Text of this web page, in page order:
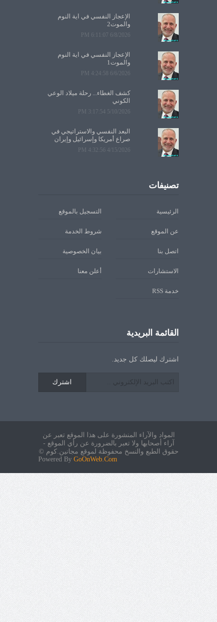
الإعجاز النفسي في آية النوم
والموت2
6/8/2026 6:11:07 PM
الإعجاز النفسي في آية النوم
والموت1
6/6/2026 4:24:58 PM
كشف الغطاء... رحلة ميلاد الوعي
الكوني
5/10/2026 3:17:54 PM
البعد النفسي والاستراتيجي في
صراع أمريكا وإسرائيل وإيران
4/15/2026 4:32:56 PM
تصنيفات
الرئيسية التسجيل بالموقع
عن الموقع شروط الخدمة
اتصل بنا بيان الخصوصية
الاستشارات أعلن معنا
خدمة RSS
القائمة البريدية
اشترك ليصلك كل جديد.
اشترك
المواد والآراء المنشورة على هذا الموقع تعبر عن
آراء أصحابها ولا تعبر بالضرورة عن رأي الموقع -
حقوق الطبع والنسخ محفوظة لموقع مجانين.كوم ©
Powered By GoOnWeb.Com